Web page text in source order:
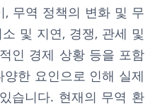
무역 정책의 변화 및 무
및 지연, 경쟁, 관세 및
인 경제 상황 등을 포함
한 요인으로 인해 실제
습니다. 현재의 무역 환